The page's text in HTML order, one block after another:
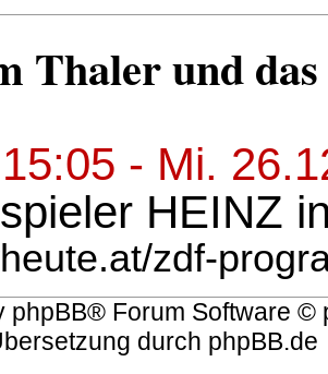
Thaler und
- Mi.
HEINZ
zdf-
phpBB® Forum Software ©
durch phpBB.de